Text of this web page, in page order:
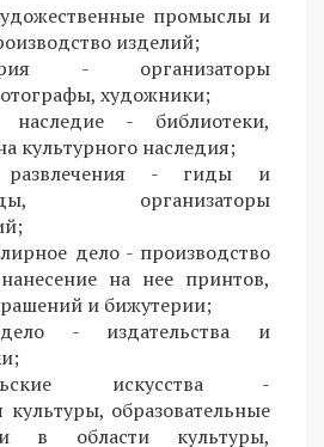
промыслы и
изделий;
- организаторы
художники;
наследие - библиотеки,
культурного наследия;
- гиды и
организаторы
дело - производство
на нее принтов,
и бижутерии;
- издательства и
искусства -
образовательные
в области культуры,